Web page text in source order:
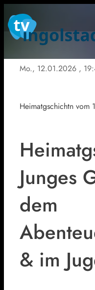
Mo., 12.01.2026 ,
Heimatgschichtn vom
Junges
dem
& im